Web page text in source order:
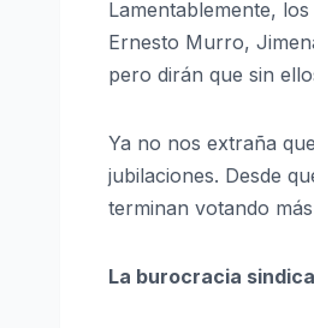
Lamentablemente,
Ernesto Murro,
pero dirán que sin
Ya no nos extraña
jubilaciones. Desde
terminan votando
La burocracia